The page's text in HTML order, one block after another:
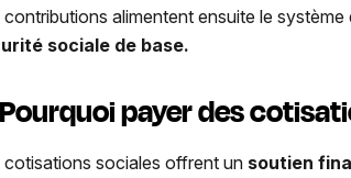
contributions alimentent ensuite le
sociale de base.
payer des
cotisations sociales offrent un soutien